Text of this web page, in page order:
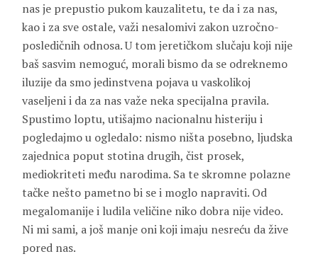
nas je prepustio pukom kauzalitetu, te da i za nas,
kao i za sve ostale, važi nesalomivi zakon uzročno-
posledičnih odnosa. U tom jeretičkom slučaju koji nije
baš sasvim nemoguć, morali bismo da se odreknemo
iluzije da smo jedinstvena pojava u vaskolikoj
vaseljeni i da za nas važe neka specijalna pravila.
Spustimo loptu, utišajmo nacionalnu histeriju i
pogledajmo u ogledalo: nismo ništa posebno, ljudska
zajednica poput stotina drugih, čist prosek,
mediokriteti među narodima. Sa te skromne polazne
tačke nešto pametno bi se i moglo napraviti. Od
megalomanije i ludila veličine niko dobra nije video.
Ni mi sami, a još manje oni koji imaju nesreću da žive
pored nas.